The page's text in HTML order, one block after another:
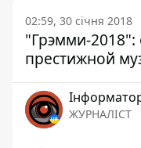
02:59, 30 січня 2018
"Грэмми-
престижной
ЖУРНАЛІСТ